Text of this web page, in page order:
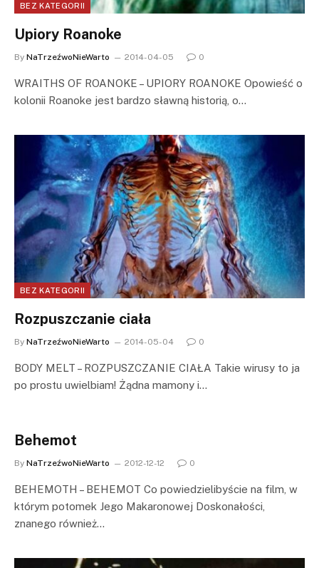
BEZ KATEGORII
Upiory Roanoke
By NaTrzeźwoNieWarto 2014-04-05 0
WRAITHS OF ROANOKE – UPIORY ROANOKE Opowieść o
kolonii Roanoke jest bardzo sławną historią, o…
BEZ KATEGORII
Rozpuszczanie ciała
By NaTrzeźwoNieWarto 2014-05-04 0
BODY MELT – ROZPUSZCZANIE CIAŁA Takie wirusy to ja
po prostu uwielbiam! Żądna mamony i…
Behemot
By NaTrzeźwoNieWarto 2012-12-12 0
BEHEMOTH – BEHEMOT Co powiedzielibyście na film, w
którym potomek Jego Makaronowej Doskonałości,
znanego również…